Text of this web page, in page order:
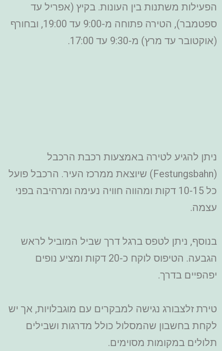
הפעילות משתנות בין העונות. בקיץ (אפריל עד
ספטמבר), הטירה פתוחה מ-9:00 עד 19:00, ובחורף
(אוקטובר עד מרץ) מ-9:30 עד 17:00.
ניתן להגיע לטירה באמצעות רכבת הרכבל
(Festungsbahn) שיוצאת ממרכז העיר. הרכבל פועל
כל 10-15 דקות ומהווה חוויה נעימה ומרהיבה בפני
עצמה.
בנוסף, ניתן לטפס ברגל דרך שביל המוביל לראש
הגבעה. הטיפוס לוקח כ-20 דקות ומציע נופים
יפהפיים בדרך.
טירת זלצבורג נגישה למבקרים עם מוגבלויות, אך יש
לקחת בחשבון שהמסלול כולל מדרגות ושבילים
תלולים במקומות מסוימים.